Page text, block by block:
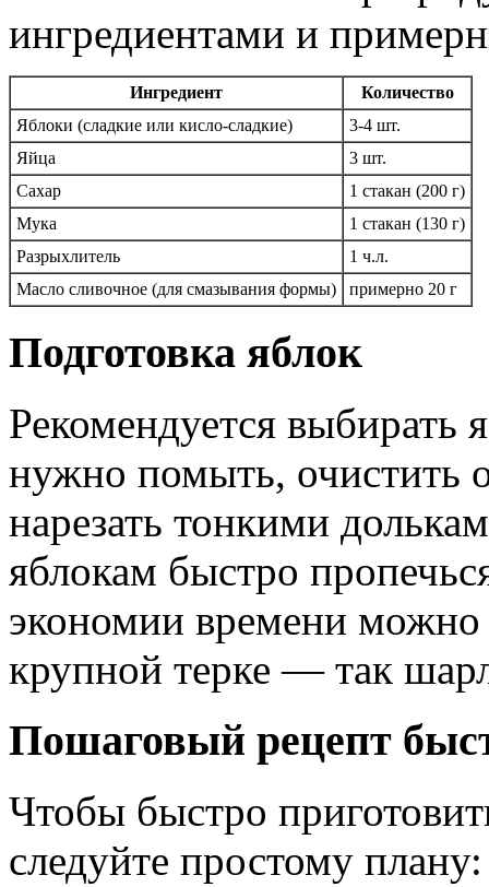
ингредиентами и
Ингредиент
Количество
Яблоки (сладкие или кисло-сладкие)
3-4 шт.
Яйца
3 шт.
Сахар
1 стакан (200 г)
Мука
1 стакан (130 г)
Разрыхлитель
1 ч.л.
Масло сливочное (для смазывания формы)
примерно 20 г
Подготовка яблок
Рекомендуется
нужно помыть,
нарезать тонкими
яблокам быстро
экономии времени можно
крупной терке — так
Пошаговый рецепт
Чтобы быстро
следуйте простому плану: